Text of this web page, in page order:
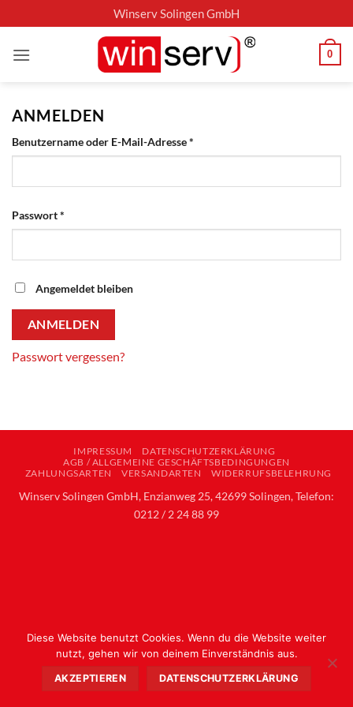
Inhalt
springen
Winserv Solingen GmbH
0
ANMELDEN
Benutzername oder E-Mail-Adresse*
Passwort*
Angemeldet bleiben
ANMELDEN
Passwort vergessen?
IMPRESSUM
DATENSCHUTZERKLÄRUNG
AGB / ALLGEMEINE GESCHÄFTSBEDINGUNGEN
ZAHLUNGSARTEN
VERSANDARTEN WIDERRUFSBELEHRUNG
Winserv Solingen GmbH, Enzianweg 25, 42699 Solingen, Telefon:
0212 / 2 24 88 99
Diese Website benutzt Cookies. Wenn du die Website weiter
nutzt, gehen wir von deinem Einverständnis aus.
AKZEPTIEREN DATENSCHUTZERKLÄRUNG